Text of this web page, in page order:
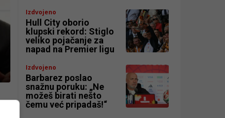
Izdvojeno
Hull City oborio
klupski rekord: Stiglo
veliko pojačanje za
napad na Premier ligu
Izdvojeno
Barbarez poslao
snažnu poruku: „Ne
možeš birati nešto
čemu već pripadaš!“